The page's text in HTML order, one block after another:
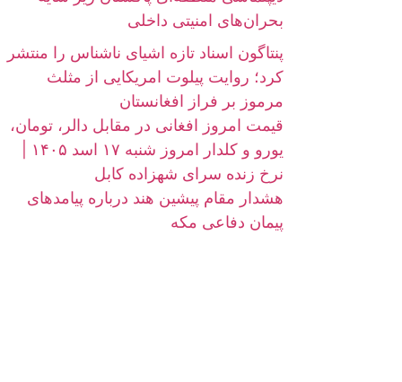
بحران‌های امنیتی داخلی
پنتاگون اسناد تازه اشیای ناشناس را منتشر
کرد؛ روایت پیلوت امریکایی از مثلث
مرموز بر فراز افغانستان
قیمت امروز افغانی در مقابل دالر، تومان،
نرخ زنده سرای شهزاده کابل
هشدار مقام پیشین هند درباره پیامدهای
پیمان دفاعی مکه